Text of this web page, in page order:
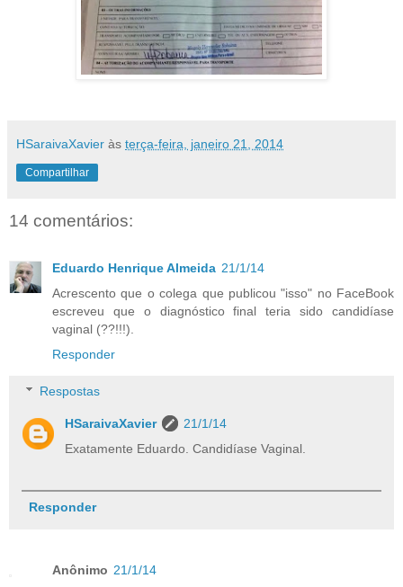
HSaraivaXavier às terça-feira, janeiro 21, 2014
Compartilhar
14 comentários:
Eduardo Henrique Almeida 21/1/14
Acrescento que o colega que publicou "isso" no FaceBook
escreveu que o diagnóstico final teria sido candidíase
vaginal (??!!!).
Responder
Respostas
HSaraivaXavier
21/1/14
Exatamente Eduardo. Candidíase Vaginal.
Responder
Anônimo 21/1/14